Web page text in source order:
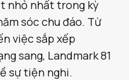
nhỏ nhất trong kỳ
sóc chu đáo. Từ
việc sắp xếp
sang, Landmark 81
sự tiện nghi.